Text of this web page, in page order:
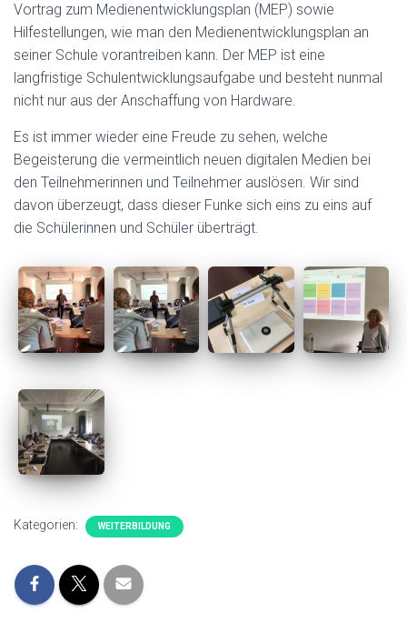
Vortrag zum Medienentwicklungsplan (MEP) sowie
Hilfestellungen, wie man den Medienentwicklungsplan an
seiner Schule vorantreiben kann. Der MEP ist eine
langfristige Schulentwicklungsaufgabe und besteht nunmal
nicht nur aus der Anschaffung von Hardware.
Es ist immer wieder eine Freude zu sehen, welche
Begeisterung die vermeintlich neuen digitalen Medien bei
den Teilnehmerinnen und Teilnehmer auslösen. Wir sind
davon überzeugt, dass dieser Funke sich eins zu eins auf
die Schülerinnen und Schüler überträgt.
Kategorien: WEITERBILDUNG